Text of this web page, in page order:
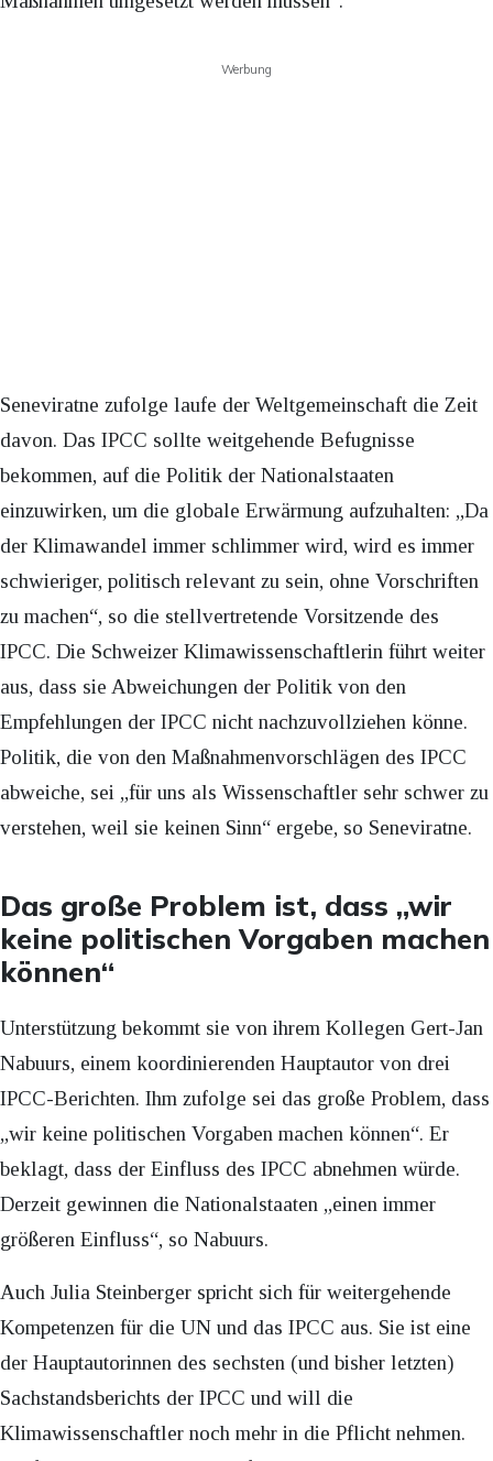
Werbung
Seneviratne zufolge laufe der Weltgemeinschaft die Zeit
davon. Das IPCC sollte weitgehende Befugnisse
bekommen, auf die Politik der Nationalstaaten
einzuwirken, um die globale Erwärmung aufzuhalten: „Da
der Klimawandel immer schlimmer wird, wird es immer
schwieriger, politisch relevant zu sein, ohne Vorschriften
zu machen“, so die stellvertretende Vorsitzende des
IPCC. Die Schweizer Klimawissenschaftlerin führt weiter
aus, dass sie Abweichungen der Politik von den
Empfehlungen der IPCC nicht nachzuvollziehen könne.
Politik, die von den Maßnahmenvorschlägen des IPCC
abweiche, sei „für uns als Wissenschaftler sehr schwer zu
verstehen, weil sie keinen Sinn“ ergebe, so Seneviratne.
Das große Problem ist, dass „wir
keine politischen Vorgaben machen
können“
Unterstützung bekommt sie von ihrem Kollegen Gert-Jan
Nabuurs, einem koordinierenden Hauptautor von drei
IPCC-Berichten. Ihm zufolge sei das große Problem, dass
„wir keine politischen Vorgaben machen können“. Er
beklagt, dass der Einfluss des IPCC abnehmen würde.
Derzeit gewinnen die Nationalstaaten „einen immer
größeren Einfluss“, so Nabuurs.
Auch Julia Steinberger spricht sich für weitergehende
Kompetenzen für die UN und das IPCC aus. Sie ist eine
der Hauptautorinnen des sechsten (und bisher letzten)
Sachstandsberichts der IPCC und will die
Klimawissenschaftler noch mehr in die Pflicht nehmen.